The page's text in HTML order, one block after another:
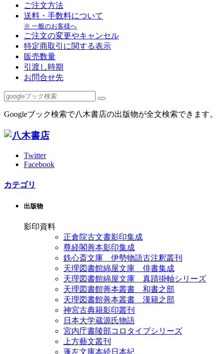
ご注文方法
送料・手数料について
※ 一般のお客様へ
ご注文の変更やキャンセル
特定商取引に関する表示
販売数量
引渡し時期
お問合せ先
Googleブック検索で八木書店の出版物が全文検索できます。
Twitter
Facebook
カテゴリ
出版物
影印資料
正倉院古文書影印集成
尊経閣善本影印集成
鉄心斎文庫 伊勢物語古注釈叢刊
天理図書館綿屋文庫 俳書集成
天理図書館綿屋文庫 真蹟掛軸シリーズ
天理図書館善本叢書 和書之部
天理図書館善本叢書 漢籍之部
神宮古典籍影印叢刊
日本大学蔵源氏物語
宮内庁書陵部コロタイプシリーズ
上方藝文叢刊
蓬左文庫本続日本紀